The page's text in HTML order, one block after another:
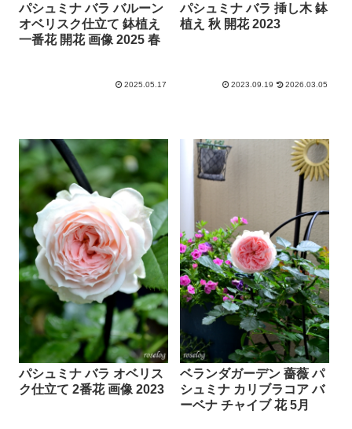
パシュミナ バラ バルーン
オベリスク仕立て 鉢植え
一番花 開花 画像 2025 春
2025.05.17
パシュミナ バラ 挿し木 鉢
植え 秋 開花 2023
2023.09.19 2026.03.05
パシュミナ バラ オベリス
ク仕立て 2番花 画像 2023
ベランダガーデン 薔薇 パ
シュミナ カリブラコア バ
ーベナ チャイブ 花 5月